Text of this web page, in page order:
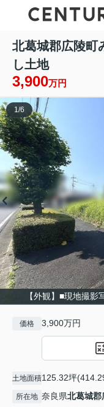
北葛城郡広陵
し土地
3,900万円
【外観】■現地撮影
1/6
価格 3,900万円
土地面積125.32坪
所在地 奈良県北葛城郡